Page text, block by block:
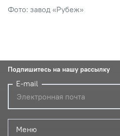
Фото: завод «Рубеж»
Меню
Подпишитесь на нашу рассылку
E-mail